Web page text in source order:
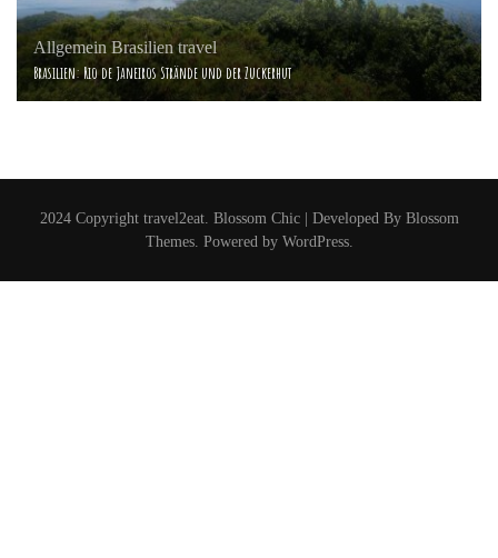
Allgemein Brasilien travel
Brasilien: Rio de Janeiros Strände und der Zuckerhut
2024 Copyright travel2eat. Blossom Chic | Developed By Blossom
Themes. Powered by WordPress.